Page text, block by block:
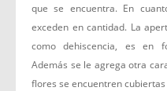
que se encuentra. En
exceden en cantidad. La
como dehiscencia, es en
Además se le agrega otra
flores se encuentren